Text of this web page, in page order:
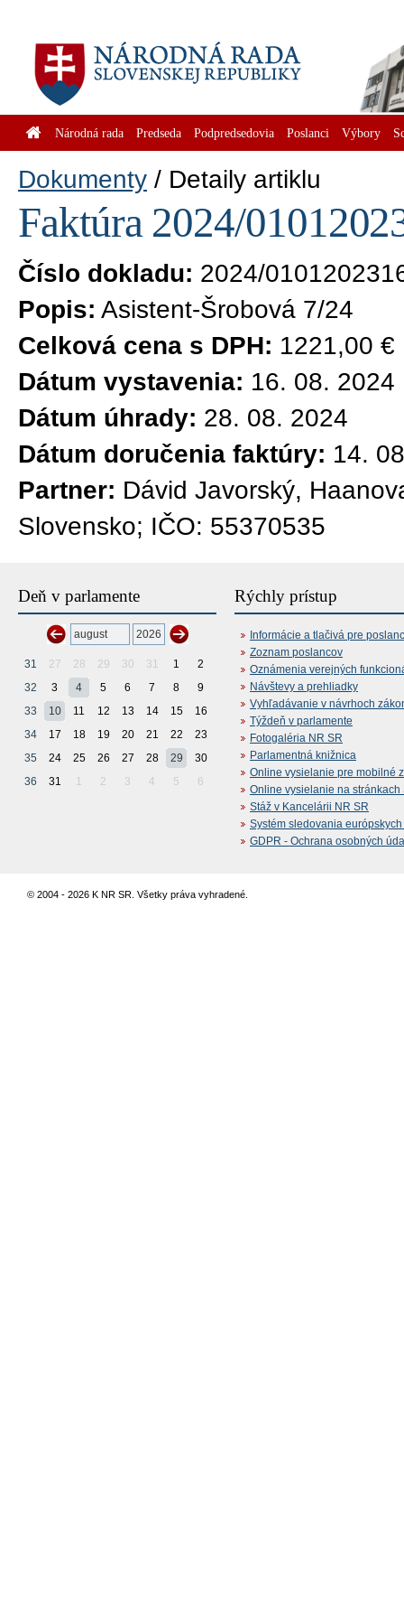
Národná rada Predseda Podpredsedovia Poslanci Výbory
Dokumenty Detaily artiklu
Faktúra 2024/
Číslo dokladu: 2024/
Popis: Asistent-Šrobová 7/24
Celková cena s DPH: 1221,00 €
Dátum vystavenia: 16. 08. 2024
Dátum úhrady: 28. 08. 2024
Dátum doručenia faktúry: 14.
Partner: Dávid Javorský,
Slovensko; IČO: 55370535
Deň v parlamente
31 27 28 29 30 31 1
2
32
3 4 5 6 7 8
9
33
10 11 12 13 14 15
16
34
17 18 19 20 21 22
23
35
24 25 26 27 28 29
30
36
31 1 2 3 4 5 6
Rýchly prístup
Informácie a tlačivá pre
Zoznam poslancov
Oznámenia verejných
Návštevy a prehliadky
Vyhľadávanie v návrhoch
Týždeň v parlamente
Fotogaléria NR SR
Parlamentná knižnica
Online vysielanie pre mobilné
Online vysielanie na stránkach
Stáž v Kancelárii NR SR
Systém sledovania
GDPR - Ochrana osobných
© 2004 - 2026 K NR SR. Všetky práva vyhradené.